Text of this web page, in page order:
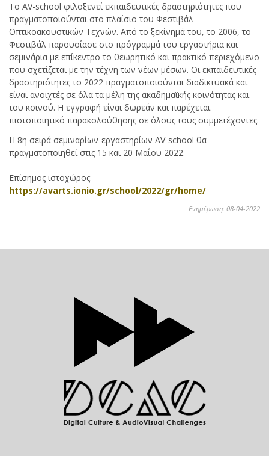
Το AV-school φιλοξενεί εκπαιδευτικές δραστηριότητες που
πραγματοποιούνται στο πλαίσιο του Φεστιβάλ
Οπτικοακουστικών Τεχνών. Από το ξεκίνημά του, το 2006, το
Φεστιβάλ παρουσίασε στο πρόγραμμά του εργαστήρια και
σεμινάρια με επίκεντρο το θεωρητικό και πρακτικό περιεχόμενο
που σχετίζεται με την τέχνη των νέων μέσων. Οι εκπαιδευτικές
δραστηριότητες το 2022 πραγματοποιούνται διαδικτυακά και
είναι ανοιχτές σε όλα τα μέλη της ακαδημαϊκής κοινότητας και
του κοινού. Η εγγραφή είναι δωρεάν και παρέχεται
πιστοποιητικό παρακολούθησης σε όλους τους συμμετέχοντες.
H 8η σειρά σεμιναρίων-εργαστηρίων AV-school θα
πραγματοποιηθεί στις 15 και 20 Μαΐου 2022.
Επίσημος ιστοχώρος:
https://avarts.ionio.gr/school/2022/gr/home/
Ενημέρωση: 08-04-2022